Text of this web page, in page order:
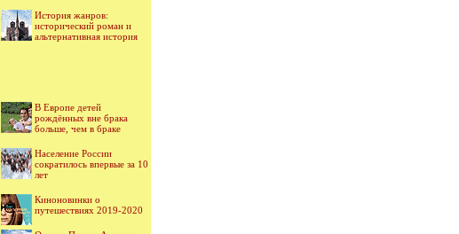
История жанров:
исторический роман и
альтернативная история
В Европе детей
рождённых вне брака
больше, чем в браке
Население России
сократилось впервые за 10
лет
Киноновинки о
путешествиях 2019-2020